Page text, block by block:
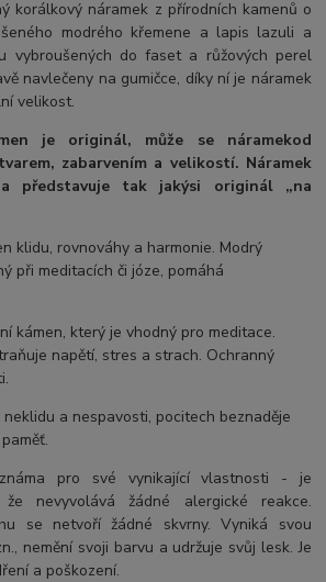
korálkový náramek z přírodních kamenů o
modrého křemene a lapis lazuli a
vybroušených do faset a růžových perel
navlečeny na gumičce, díky ní je náramek
velikost.
je originál, může se náramekod
tvarem, zabarvením a velikostí. Náramek
představuje tak jakýsi originál „na
klidu, rovnováhy a harmonie. Modrý
při meditacích či józe, pomáhá
kámen, který je vhodný pro meditace.
napětí, stres a strach. Ochranný
a nespavosti, pocitech beznaděje
pro své vynikající vlastnosti - je
že nevyvolává žádné alergické reakce.
se netvoří žádné skvrny. Vyniká svou
nemění svoji barvu a udržuje svůj lesk. Je
a poškození.